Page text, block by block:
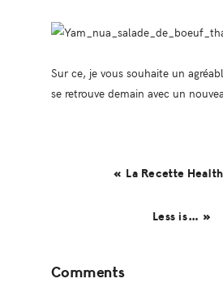
Sur ce, je vous souhaite un
se retrouve demain avec un
« La Recette
Less is… »
Interactions
Comments